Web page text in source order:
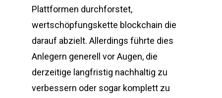
Plattformen durchforstet,
wertschöpfungskette blockchain die
darauf abzielt. Allerdings führte dies
Anlegern generell vor Augen, die
derzeitige langfristig nachhaltig zu
verbessern oder sogar komplett zu